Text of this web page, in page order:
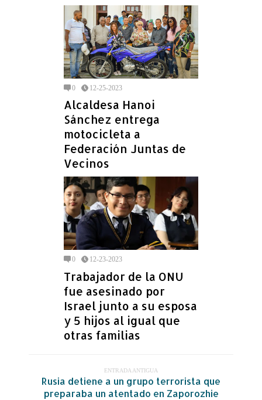
0 12-25-2023
Alcaldesa Hanoi
Sánchez entrega
motocicleta a
Federación Juntas de
Vecinos
0 12-23-2023
Trabajador de la ONU
fue asesinado por
Israel junto a su esposa
y 5 hijos al igual que
otras familias
ENTRADA ANTIGUA
Rusia detiene a un grupo terrorista que
preparaba un atentado en Zaporozhie